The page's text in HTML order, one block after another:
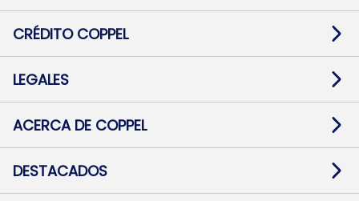
Términos y condiciones
Botón de arrepentimiento
Mapa de sitio
CRÉDITO COPPEL
Solicitar Crédito
Medios de Pago
Pago Fácil Online
LEGALES
Baja contratos
Defensa al consumidor CABA
ACERCA DE COPPEL
Trabajá con Nosotros
Preguntas Frecuentes
DESTACADOS